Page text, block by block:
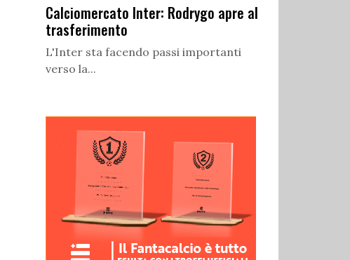
Calciomercato Inter: Rodrygo apre al
trasferimento
L'Inter sta facendo passi importanti
verso la...